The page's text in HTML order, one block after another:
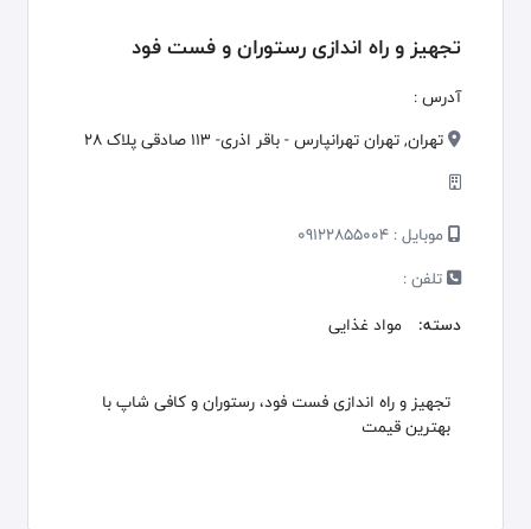
تجهیز و راه اندازی رستوران و فست فود
آدرس :
تهران, تهران تهرانپارس - باقر اذری- ۱۱۳ صادقی پلاک ۲۸
موبایل : 09122855004
تلفن :
دسته:
مواد غذایی
تجهیز و راه اندازی فست فود، رستوران و کافی شاپ با
بهترین قیمت